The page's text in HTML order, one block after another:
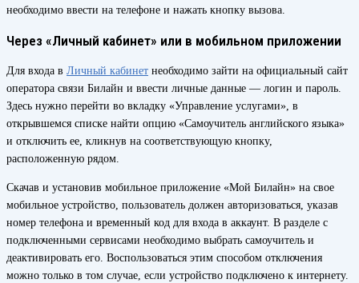
необходимо ввести на телефоне и нажать кнопку вызова.
Через «Личный кабинет» или в мобильном приложении
Для входа в Личный кабинет необходимо зайти на официальный сайт
оператора связи Билайн и ввести личные данные — логин и пароль.
Здесь нужно перейти во вкладку «Управление услугами», в
открывшемся списке найти опцию «Самоучитель английского языка»
и отключить ее, кликнув на соответствующую кнопку,
расположенную рядом.
Скачав и установив мобильное приложение «Мой Билайн» на свое
мобильное устройство, пользователь должен авторизоваться, указав
номер телефона и временный код для входа в аккаунт. В разделе с
подключенными сервисами необходимо выбрать самоучитель и
деактивировать его. Воспользоваться этим способом отключения
можно только в том случае, если устройство подключено к интернету.